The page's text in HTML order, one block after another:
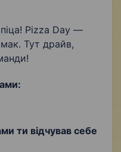
Pizza Day —
Тут драйв,
ти відчував себе